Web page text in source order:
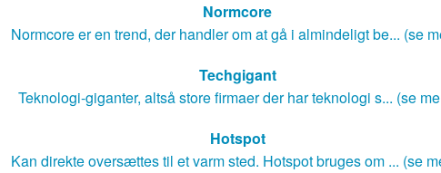
Normcore
Normcore er en trend, der handler om at gå i almindeligt be... (se
Techgigant
Teknologi-giganter, altså store firmaer der har teknologi s... (se
Hotspot
Kan direkte oversættes til et varm sted. Hotspot bruges om ... (se